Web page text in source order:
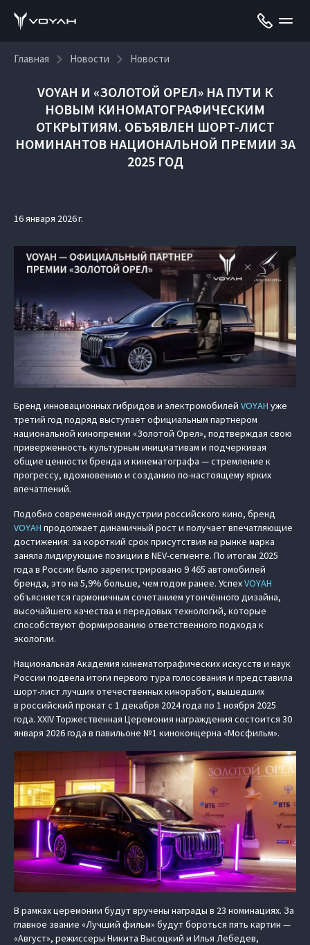
Главная Новости Новости
VOYAH И «ЗОЛОТОЙ ОРЕЛ» НА ПУТИ К
НОВЫМ КИНОМАТОГРАФИЧЕСКИМ
ОТКРЫТИЯМ. ОБЪЯВЛЕН ШОРТ-ЛИСТ
НОМИНАНТОВ НАЦИОНАЛЬНОЙ ПРЕМИИ ЗА
2025 ГОД
16 января 2026 г.
Бренд инновационных гибридов и электромобилей VOYAH уже
третий год подряд выступает официальным партнером
национальной кинопремии «Золотой Орел», подтверждая свою
приверженность культурным инициативам и подчеркивая
общие ценности бренда и кинематографа — стремление к
прогрессу, вдохновению и созданию по-настоящему ярких
впечатлений.
Подобно современной индустрии российского кино, бренд
VOYAH продолжает динамичный рост и получает впечатляющие
достижения: за короткий срок присутствия на рынке марка
заняла лидирующие позиции в NEV-сегменте. По итогам 2025
года в России было зарегистрировано 9 465 автомобилей
бренда, это на 5,9% больше, чем годом ранее. УспехVOYAH
объясняется гармоничным сочетанием утончённого дизайна,
высочайшего качества и передовых технологий, которые
способствуют формированию ответственного подхода к
экологии.
Национальная Академия кинематографических искусств и наук
России подвела итоги первого тура голосования и представила
шорт-лист лучших отечественных киноработ, вышедших
в российский прокат с 1 декабря 2024 года по 1 ноября 2025
года. XXIV Торжественная Церемония награждения состоится 30
января 2026 года в павильоне №1 киноконцерна «Мосфильм».
В рамках церемонии будут вручены награды в 23 номинациях. За
главное звание «Лучший фильм» будут бороться пять картин —
«Август», режиссеры Никита Высоцкий и Илья Лебедев,